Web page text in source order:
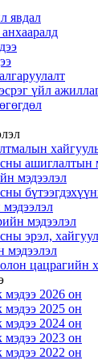
явдал
үйл
ашиглалтын
мэдээлэл
мэдээлэл
эрэл,
мэдээлэл
цацрагийн
мэдээ 2026 он
мэдээ 2025 он
мэдээ 2024 он
мэдээ 2023 он
мэдээ 2022 он